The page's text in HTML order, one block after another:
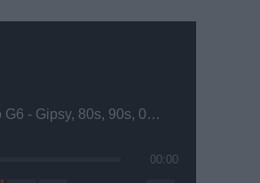
Rádio G6 - Gipsy, 80s, 90s, 00s
00:00